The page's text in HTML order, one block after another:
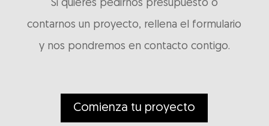
Si quieres pedirnos presupuesto o
contarnos un proyecto, rellena el formulario
y nos pondremos en contacto contigo.
Comienza tu proyecto